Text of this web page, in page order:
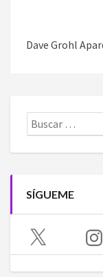
Dave Grohl
Buscar:
SÍGUEME
X